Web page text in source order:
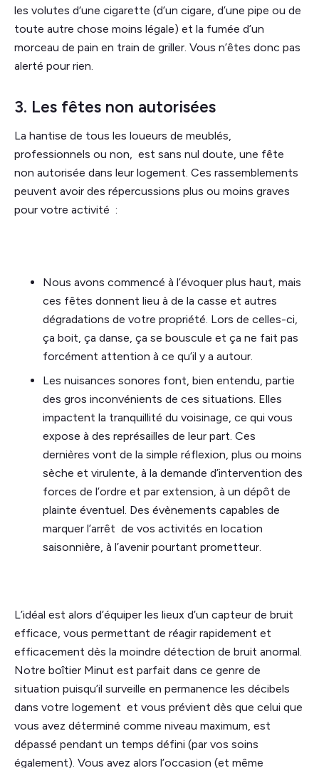
les volutes d‘une cigarette (d’un cigare, d’une pipe ou de
toute autre chose moins légale) et la fumée d’un
morceau de pain en train de griller. Vous n’êtes donc pas
alerté pour rien.
3. Les fêtes non autorisées
La hantise de tous les loueurs de meublés,
professionnels ou non, est sans nul doute, une fête
non autorisée dans leur logement. Ces rassemblements
peuvent avoir des répercussions plus ou moins graves
pour votre activité :
Nous avons commencé à l’évoquer plus haut, mais
ces fêtes donnent lieu à de la casse et autres
dégradations de votre propriété. Lors de celles-ci,
ça boit, ça danse, ça se bouscule et ça ne fait pas
forcément attention à ce qu’il y a autour.
Les nuisances sonores font, bien entendu, partie
des gros inconvénients de ces situations. Elles
impactent la tranquillité du voisinage, ce qui vous
expose à des représailles de leur part. Ces
dernières vont de la simple réflexion, plus ou moins
sèche et virulente, à la demande d’intervention des
forces de l’ordre et par extension, à un dépôt de
plainte éventuel. Des évènements capables de
marquer l’arrêt de vos activités en location
saisonnière, à l’avenir pourtant prometteur.
L’idéal est alors d’équiper les lieux d’un capteur de bruit
efficace, vous permettant de réagir rapidement et
efficacement dès la moindre détection de bruit anormal.
Notre boîtier Minut est parfait dans ce genre de
situation puisqu’il surveille en permanence les décibels
dans votre logement et vous prévient dès que celui que
vous avez déterminé comme niveau maximum, est
dépassé pendant un temps défini (par vos soins
également). Vous avez alors l’occasion (et même